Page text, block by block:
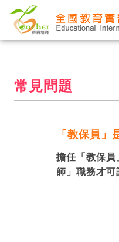
跳到主要內容
常見問題
「教保員」
擔任「教保員
師」職務才可